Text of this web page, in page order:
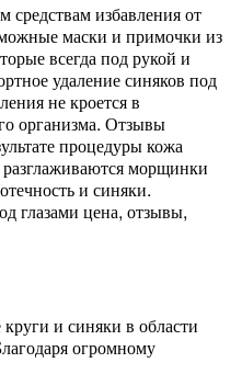
избавления от
маски и примочки из
всегда под рукой и
удаление синяков под
не кроется в
организма. Отзывы
процедуры кожа
морщинки
и синяки.
глазами цена, отзывы,
и синяки в области
огромному